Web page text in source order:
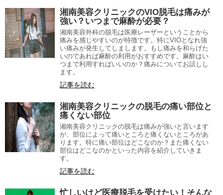
湘南美容クリニックのVIO脱毛は痛みが
強い？いつまで麻酔が必要？
湘南美容外科の脱毛は医療レーザーということから
痛みを感じやすいのが特徴です。特にVIOとなれ強
い痛みが発生してしまします。もし痛みを和らげた
いのであれば麻酔の利用がおすすめです。麻酔はい
つまで利用すればいいのか？痛みについてお話しし
ます。
記事を読む
湘南美容クリニックの脱毛の痛い部位と
痛くない部位
湘南美容クリニックの脱毛は痛みが強いと言います
が、部位によって痛いところと痛くないところがあ
ります。特に痛い部位はどこなのか？また痛くない
部位はどこなのかといった内容を紹介していきま
す。
記事を読む
忙しいけど医療脱毛を受けたい！そんな